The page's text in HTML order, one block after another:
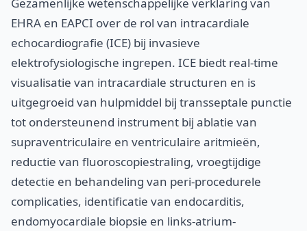
EHRA en EAPCI over de rol van intracardiale
echocardiografie (ICE) bij invasieve
elektrofysiologische ingrepen. ICE biedt real-time
visualisatie van intracardiale structuren en is
uitgegroeid van hulpmiddel bij transseptale punctie
tot ondersteunend instrument bij ablatie van
supraventriculaire en ventriculaire aritmieën,
reductie van fluoroscopiestraling, vroegtijdige
detectie en behandeling van peri-procedurele
complicaties, identificatie van endocarditis,
endomyocardiale biopsie en links-atrium-